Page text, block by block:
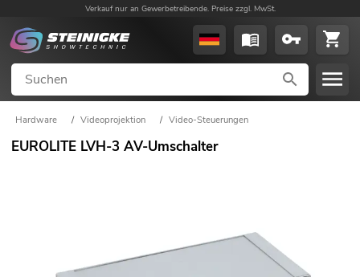
Verkauf nur an Gewerbetreibende. Preise zzgl. MwSt.
Hardware / Videoprojektion / Video-Steuerungen
EUROLITE LVH-3 AV-Umschalter